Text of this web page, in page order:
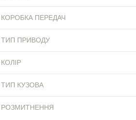
КОРОБКА ПЕРЕДАЧ
ТИП ПРИВОДУ
КОЛІР
ТИП КУЗОВА
РОЗМИТНЕННЯ